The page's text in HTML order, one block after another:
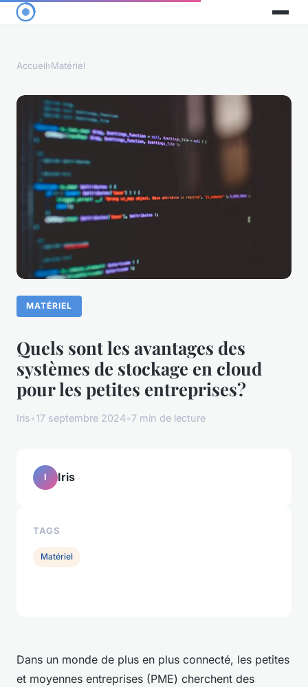
Accueil›Matériel
MATÉRIEL
Quels sont les avantages des
systèmes de stockage en cloud
pour les petites entreprises?
Iris•17 septembre 2024•7 min de lecture
Dans un monde de plus en plus connecté, les petites
et moyennes entreprises (PME) cherchent des
I Iris
TAGS
Matériel